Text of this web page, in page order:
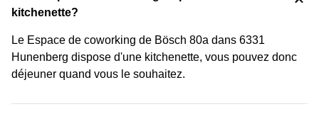
kitchenette?
Le Espace de coworking de Bösch 80a dans 6331
Hunenberg dispose d'une kitchenette, vous pouvez donc
déjeuner quand vous le souhaitez.